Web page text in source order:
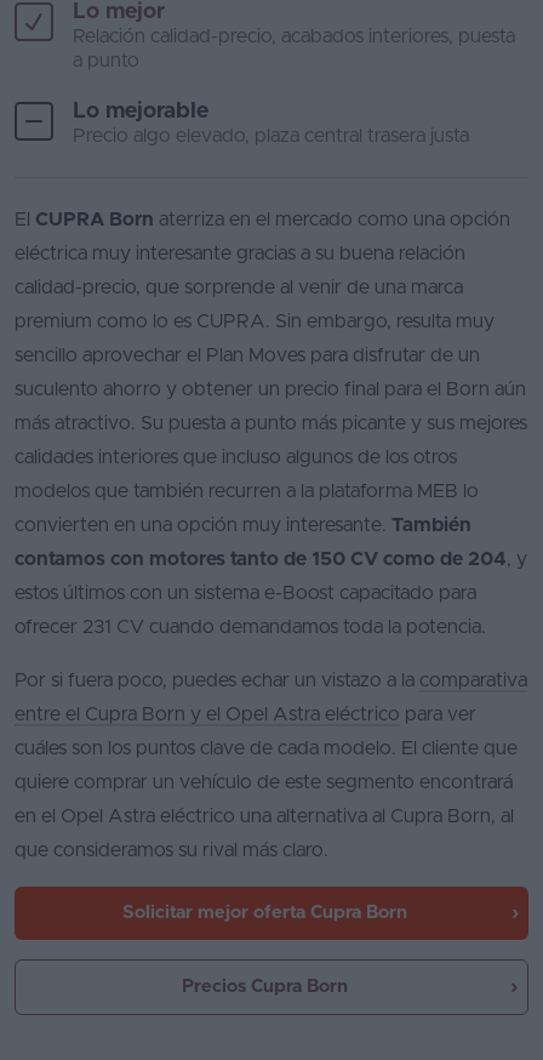
Lo mejor
Relación calidad-precio, acabados interiores, puesta
a punto
Lo mejorable
Precio algo elevado, plaza central trasera justa
El CUPRA Born aterriza en el mercado como una opción
eléctrica muy interesante gracias a su buena relación
calidad-precio, que sorprende al venir de una marca
premium como lo es CUPRA. Sin embargo, resulta muy
sencillo aprovechar el Plan Moves para disfrutar de un
suculento ahorro y obtener un precio final para el Born aún
más atractivo. Su puesta a punto más picante y sus mejores
calidades interiores que incluso algunos de los otros
modelos que también recurren a la plataforma MEB lo
convierten en una opción muy interesante. También
contamos con motores tanto de 150 CV como de 204, y
estos últimos con un sistema e-Boost capacitado para
ofrecer 231 CV cuando demandamos toda la potencia.
Por si fuera poco, puedes echar un vistazo a la comparativa
entre el Cupra Born y el Opel Astra eléctrico para ver
cuáles son los puntos clave de cada modelo. El cliente que
quiere comprar un vehículo de este segmento encontrará
en el Opel Astra eléctrico una alternativa al Cupra Born, al
que consideramos su rival más claro.
Solicitar mejor oferta Cupra Born
Precios Cupra Born